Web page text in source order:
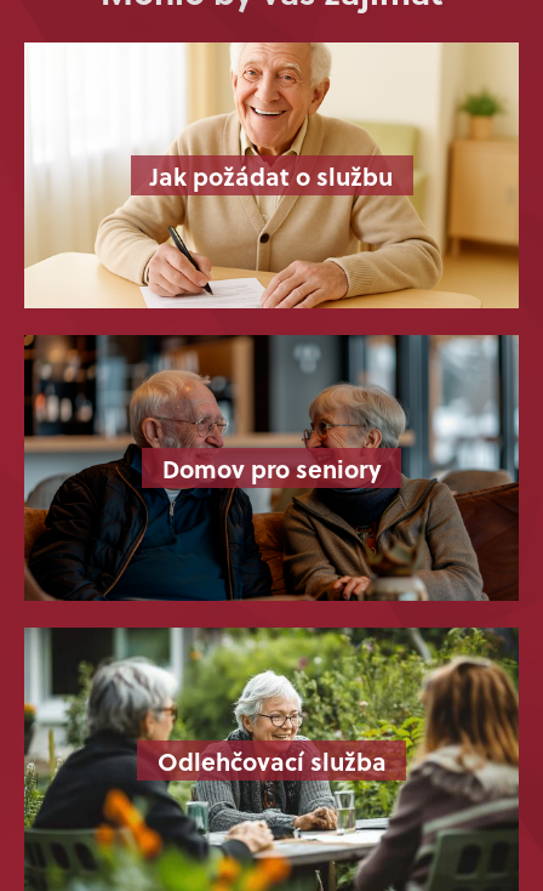
Jak požádat o službu
Domov pro seniory
Odlehčovací služba